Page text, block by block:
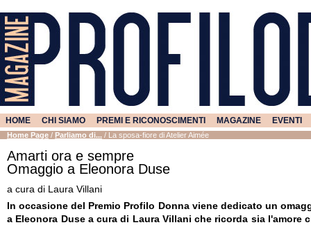
HOME CHI SIAMO PREMI E RICONOSCIMENTI MAGAZINE EVENTI
Home Page / Parliamo di... / La sposa-fiore di Atelier Aimée
Amarti ora e sempre
Omaggio a Eleonora Duse
a cura di Laura Villani
In occasione del Premio Profilo Donna viene dedicato un
a Eleonora Duse a cura di Laura Villani che ricorda sia l'amore